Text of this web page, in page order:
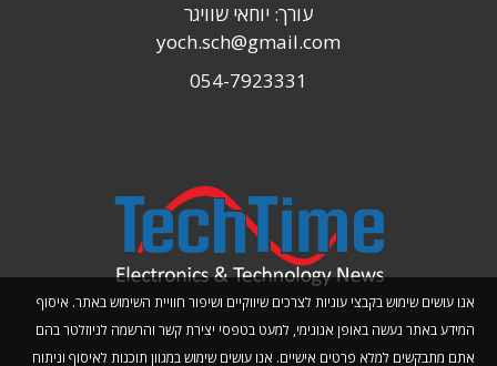
אנו עושים שימוש בקבצי עוגיות לצרכים שיווקיים ושיפור חוויית השימוש באתר. איסוף
המידע באתר נעשה באופן אנונימי, למעט בטפסי יצירת קשר והרשמה לניוזלטר בהם
אתם מתבקשים למלא פרטים אישיים. אנו עושים שימוש במגוון תוכנות לאיסוף וניתוח
עורך: יוחאי שוויגר
yoch.sch@gmail.com
054-7923331